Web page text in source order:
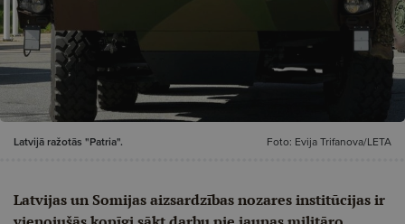
Latvijā ražotās "Patria". Foto: Evija Trifanova/LETA
Latvijas un Somijas aizsardzības nozares institūcijas ir